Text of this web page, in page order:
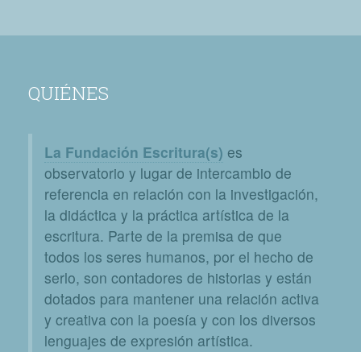
QUIÉNES
La Fundación Escritura(s) es
observatorio y lugar de intercambio de
referencia en relación con la investigación,
la didáctica y la práctica artística de la
escritura. Parte de la premisa de que
todos los seres humanos, por el hecho de
serlo, son contadores de historias y están
dotados para mantener una relación activa
y creativa con la poesía y con los diversos
lenguajes de expresión artística.